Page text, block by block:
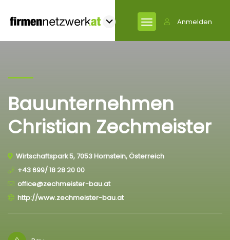
Anmelden
Bauunternehmen
Christian Zechmeister
Wirtschaftspark 5, 7053 Hornstein, Österreich
+43 699/ 18 28 20 00
office@zechmeister-bau.at
http://www.zechmeister-bau.at